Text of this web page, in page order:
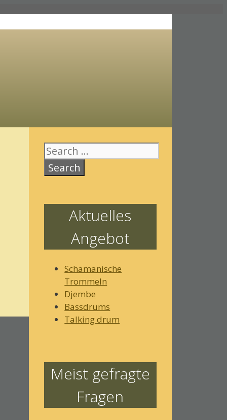
Search
for:
Aktuelles
Angebot
Schamanische
Trommeln
Djembe
Bassdrums
Talking drum
Meist gefragte
Fragen